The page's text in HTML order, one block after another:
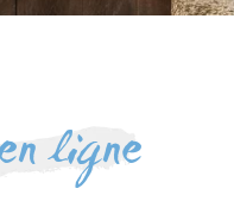
ligne